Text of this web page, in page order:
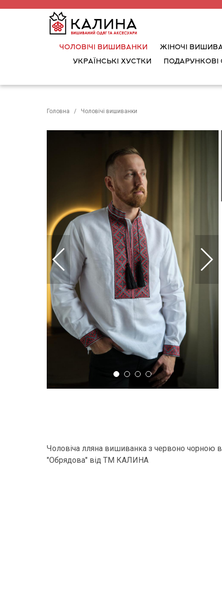
ЧОЛОВІЧІ ВИШИВАНКИ ЖІНОЧІ
УКРАЇНСЬКІ ХУСТКИ
ПОДАРУНКОВІ
Головна Чоловічі вишиванки
Чоловіча лляна вишиванка з червоно
"Обрядова" від ТМ КАЛИНА